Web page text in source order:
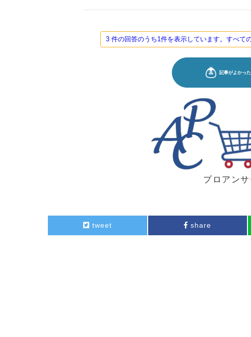
3 件の回答のうち1件を表示しています。すべて
プロアン
tweet share